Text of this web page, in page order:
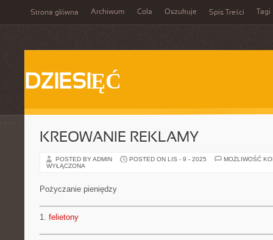
Strona główna Archiwum Cola Oszukuje Spis Treści Tagi
DZIESIĘĆ
KREOWANIE REKLAMY
POSTED BY ADMIN POSTED ON LIS - 9 - 2025
MOŻLIWOŚĆ
WYŁĄCZONA
Pożyczanie pieniędzy
1. felietony